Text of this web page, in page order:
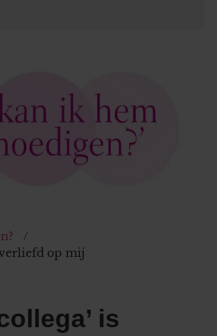
verliefd op mij
is